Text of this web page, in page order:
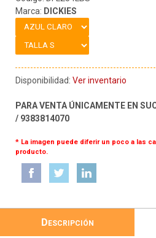
Marca: DICKIES
Disponibilidad: Ver inventario
PARA VENTA ÚNICAMENTE EN
/ 9383814070
* La imagen puede diferir un poco a las
producto.
Descripción